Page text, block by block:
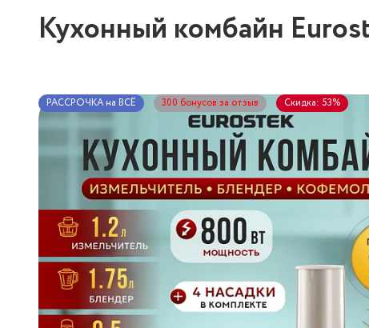
Кухонный комбайн
РАССРОЧКА на ВСЁ 300 бонусов за отзыв Скидка: 53%